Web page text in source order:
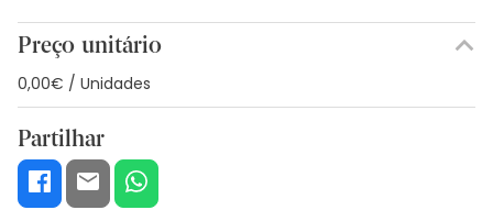
Preço unitário
0,00€ / Unidades
Partilhar